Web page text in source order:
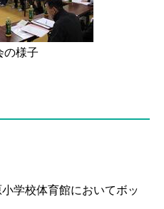
の様子
学校体育館においてボッ